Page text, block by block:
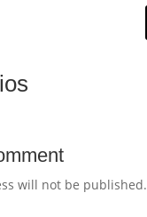
will not be published.